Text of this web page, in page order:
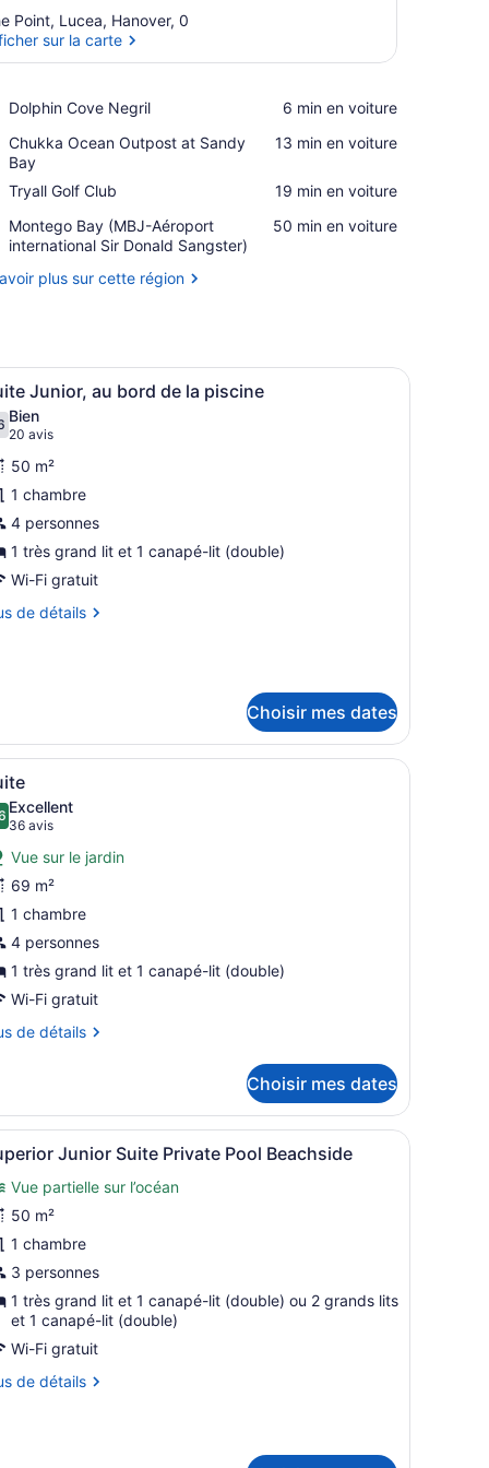
Point, Lucea, Hanover, 0
sur la carte
Dolphin Cove Negril
Place,
Cove
Negril
‪6 min en voiture‬
Chukka Ocean Outpost at Sandy
Bay
Place,
Chukka
Ocean
Outpost
at
Sandy
‪13 min en voiture‬
Tryall Golf Club
Place,
Golf
Club
‪19 min en voiture‬
Montego Bay (MBJ-Aéroport
international Sir Donald Sangster)
Airport,
Montego
(MBJ-
Sangster)
‪50 min en voiture‬
plus sur cette région
de plafond et d’un paravent décoratif.
lit, un coin salon comprenant un fauteuil et une table, et un
:
Une chambre d’hôtel avec un grand lit,
6 Junior, au bord de la piscine
sur 10
Bien
20 avis
(20 avis)
50 m²
1 chambre
4 personnes
1 très grand lit et 1 canapé-lit (double)
Wi-Fi gratuit
de détails
Choisir mes dates
sur l’océan par la fenêtre.
d’un grand lit, d’un bureau, d’une chaise, d’un balcon avec vue et
:
Une chambre d’hôtel moderne, dotée
8
sur 10
Excellent
36 avis
(36 avis)
Vue sur le jardin
69 m²
1 chambre
4 personnes
1 très grand lit et 1 canapé-lit (double)
Wi-Fi gratuit
de détails
Choisir mes dates
offrant une vue sur l’océan.
pergola, de mobilier d’extérieur et offrant une vue sur l’océan.
:
Un espace aménagé au bord de la
9 Junior Suite Private Pool Beachside
Vue partielle sur l’océan
50 m²
1 chambre
3 personnes
1 très grand lit et 1 canapé-lit (double) ou 2 grands lits
et 1 canapé-lit (double)
Wi-Fi gratuit
de détails